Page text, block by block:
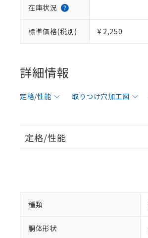
在庫状況
標準価格(税別) ¥ 2,250
詳細情報
定格/性能 取りつけ穴加工図
定格/性能
種類
胴体形状